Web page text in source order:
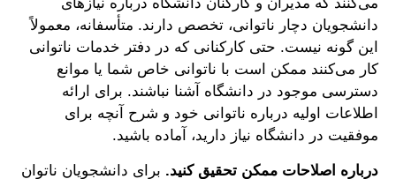
دانشجویان دچار ناتوانی، تخصص دارند. متأسفانه، معمولاً
این گونه نیست. حتی کارکنانی که در دفتر خدمات ناتوانی
کار می‌کنند ممکن است با ناتوانی خاص شما یا موانع
دسترسی موجود در دانشگاه آشنا نباشند. برای ارائه
اطلاعات اولیه درباره ناتوانی خود و شرح آنچه برای
موفقیت در دانشگاه نیاز دارید، آماده باشید.
درباره اصلاحات ممکن تحقیق کنید. برای دانشجویان ناتوان